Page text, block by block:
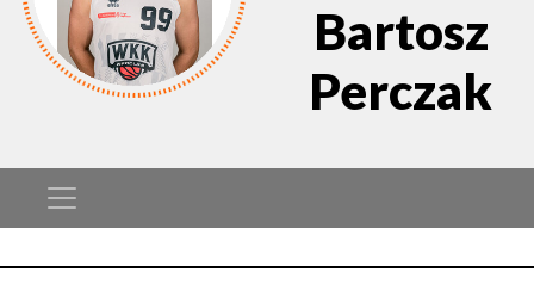
Bartosz
Perczak